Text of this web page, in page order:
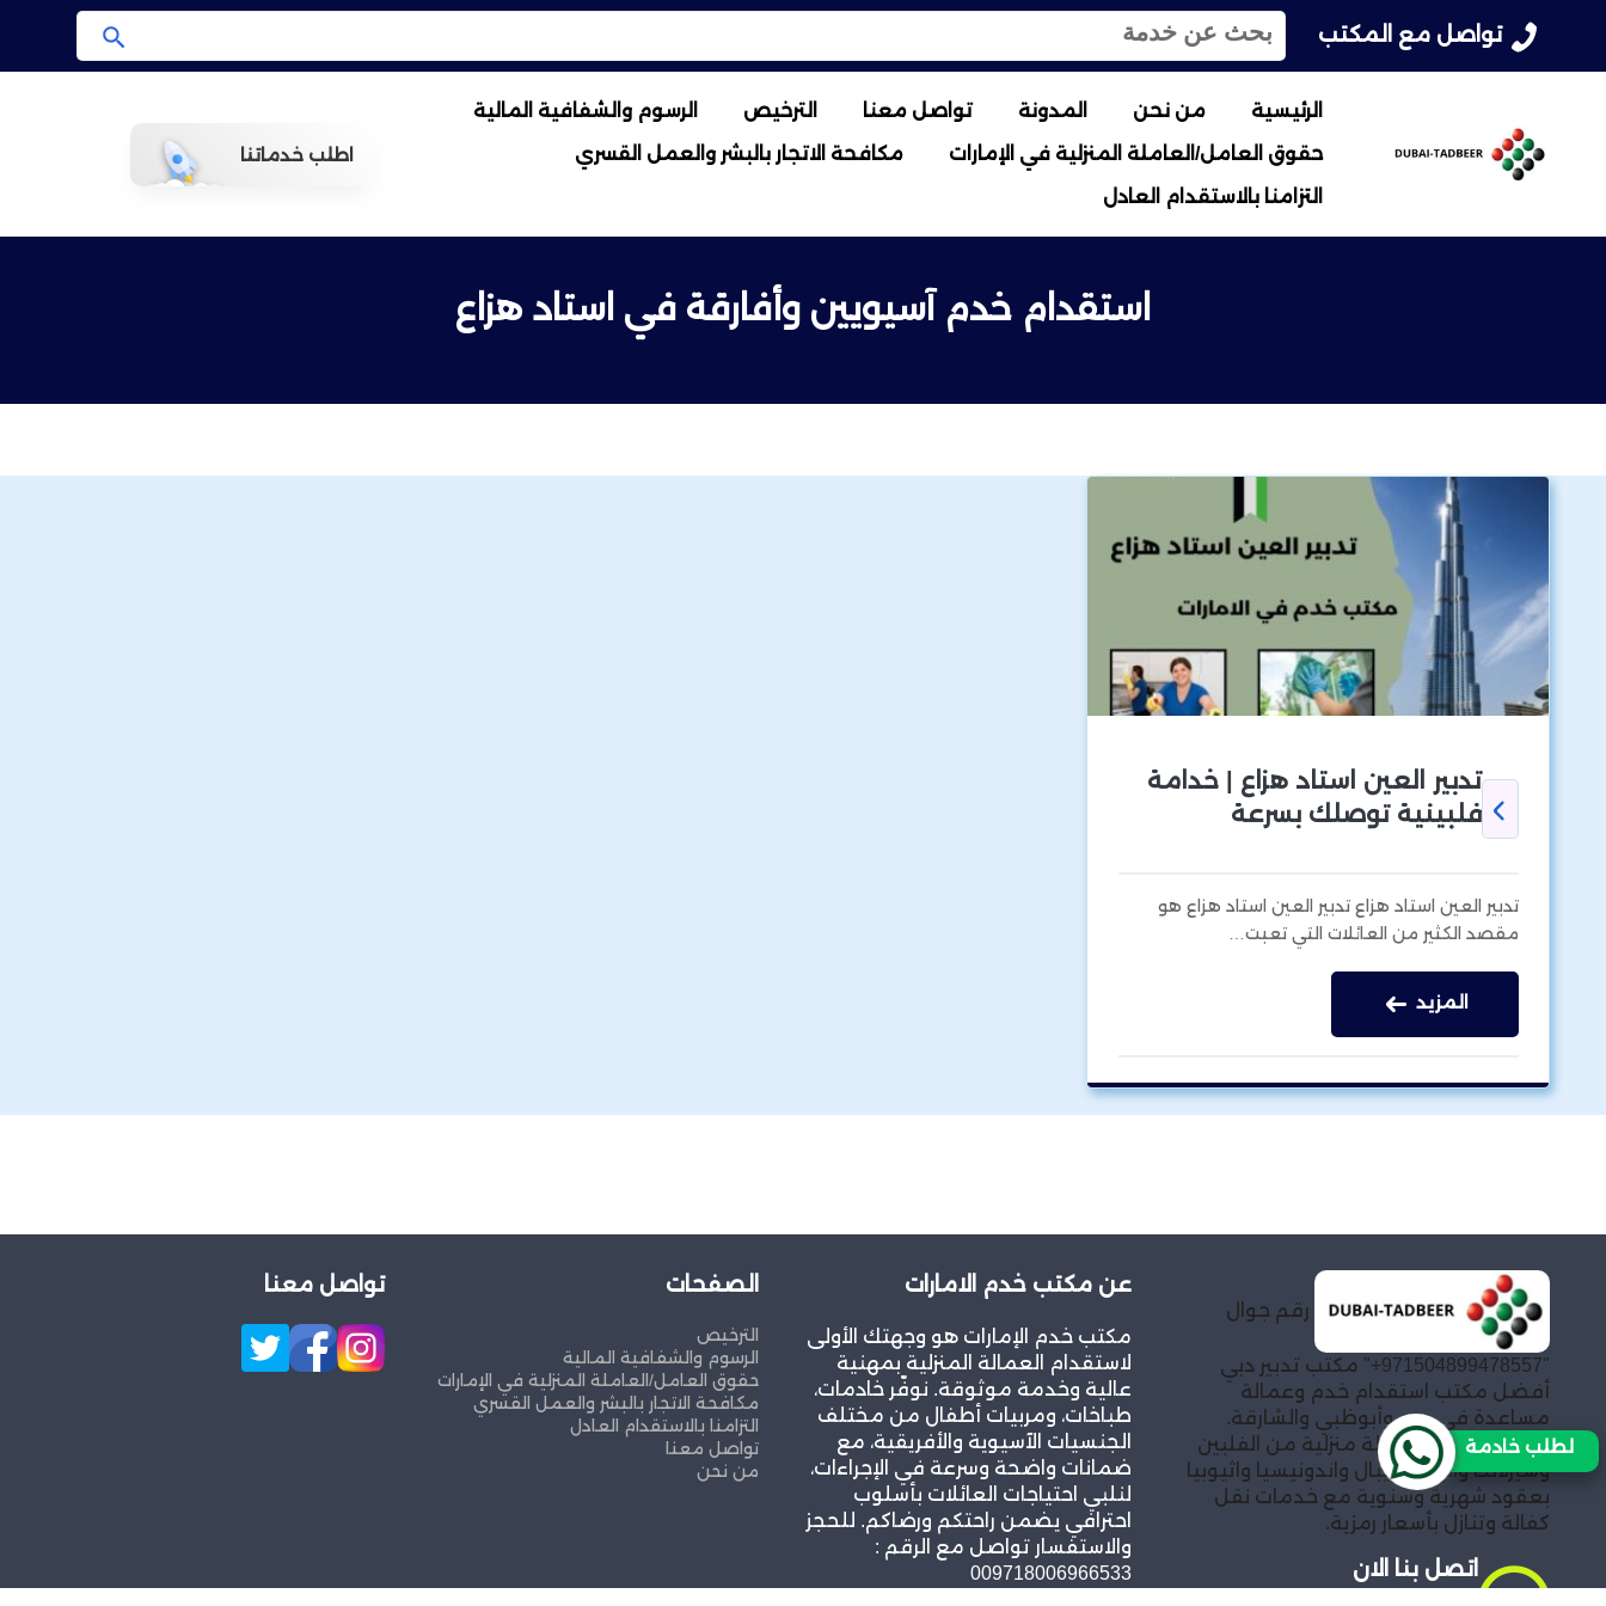
تواصل مع المكتب
ب
ح
ع
ن
:
ب
الرئيسية من نحن المدونة تواصل معنا الترخيص الرسوم والشفافية المالية
حقوق العامل/العاملة المنزلية في الإمارات مكافحة الاتجار بالبشر والعمل القسري
التزامنا بالاستقدام العادل
اطلب خدماتنا
استقدام خدم آسيويين وأفارقة في استاد هزاع
تدبير العين استاد هزاع | خدامة
فلبينية توصلك بسرعة
تدبير العين استاد هزاع تدبير العين استاد هزاع هو
مقصد الكثير من العائلات التي تعبت…
المزيد
رقم جوال
"971504899478557+" مكتب تدبير دبي
أفضل مكتب استقدام خدم وعمالة
مساعدة في دبي وأبوظبي والشارقة.
توفير خادمات وعمالة منزلية من الفلبين
وسيرلانكا والهند ونيبال واندونيسيا واثيوبيا
بعقود شهرية وسنوية مع خدمات نقل
كفالة وتنازل بأسعار رمزية.
اتصل بنا الان
عن مكتب خدم الامارات
مكتب خدم الإمارات هو وجهتك الأولى
لاستقدام العمالة المنزلية بمهنية
عالية وخدمة موثوقة. نوفّر خادمات،
طباخات، ومربيات أطفال من مختلف
الجنسيات الآسيوية والأفريقية، مع
ضمانات واضحة وسرعة في الإجراءات،
لنلبي احتياجات العائلات بأسلوب
احترافي يضمن راحتكم ورضاكم. للحجز
والاستفسار تواصل مع الرقم :
009718006966533
الصفحات
الترخيص
الرسوم والشفافية المالية
حقوق العامل/العاملة المنزلية في الإمارات
مكافحة الاتجار بالبشر والعمل القسري
التزامنا بالاستقدام العادل
تواصل معنا
من نحن
تواصل معنا
لطلب خادمة